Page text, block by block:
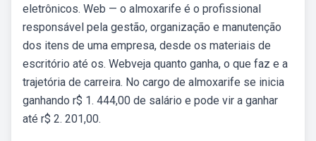
eletrônicos. Web — o almoxarife é o profissional
responsável pela gestão, organização e manutenção
dos itens de uma empresa, desde os materiais de
escritório até os. Webveja quanto ganha, o que faz e a
trajetória de carreira. No cargo de almoxarife se inicia
ganhando r$ 1. 444,00 de salário e pode vir a ganhar
até r$ 2. 201,00.